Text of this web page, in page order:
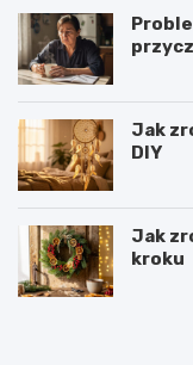
Jak
DIY
Jak
kroku
J
W